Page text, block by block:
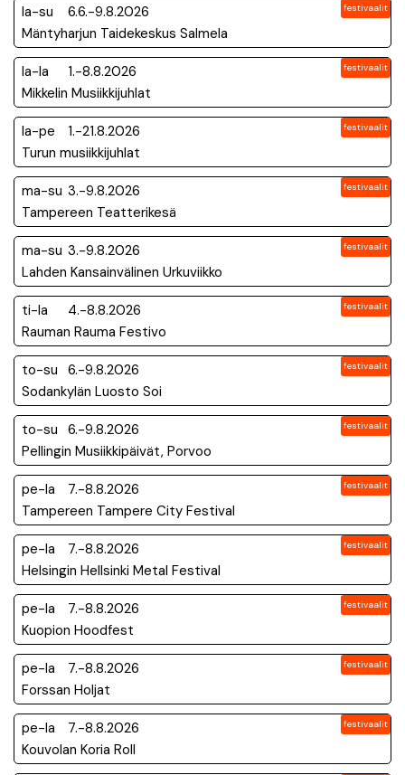
la-su
6.6.-9.8.2026
Mäntyharjun Taidekeskus Salmela
festivaalit
la-la
1.-8.8.2026
Mikkelin Musiikkijuhlat
festivaalit
la-pe
1.-21.8.2026
Turun musiikkijuhlat
festivaalit
ma-su 3.-9.8.2026
Tampereen Teatterikesä
festivaalit
ma-su 3.-9.8.2026
Lahden Kansainvälinen Urkuviikko
festivaalit
ti-la
4.-8.8.2026
Rauman Rauma Festivo
festivaalit
to-su 6.-9.8.2026
Sodankylän Luosto Soi
festivaalit
to-su 6.-9.8.2026
Pellingin Musiikkipäivät, Porvoo
festivaalit
pe-la
7.-8.8.2026
Tampereen Tampere City Festival
festivaalit
pe-la
7.-8.8.2026
Helsingin Hellsinki Metal Festival
festivaalit
pe-la
7.-8.8.2026
Kuopion Hoodfest
festivaalit
pe-la
7.-8.8.2026
Forssan Holjat
festivaalit
pe-la
7.-8.8.2026
Kouvolan Koria Roll
festivaalit